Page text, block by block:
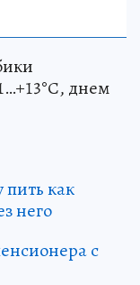
днем
как
него
с